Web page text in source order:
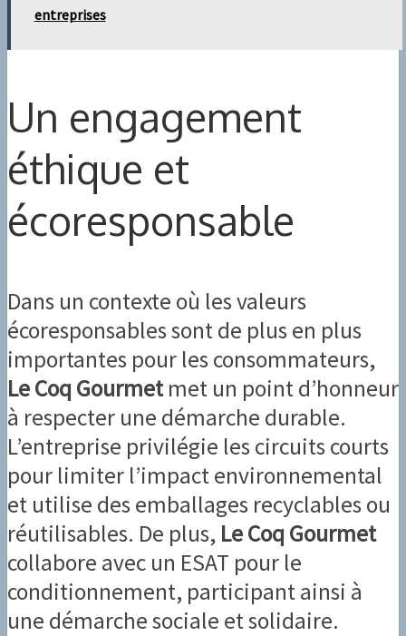
entreprises
Un engagement
éthique et
écoresponsable
Dans un contexte où les valeurs
écoresponsables sont de plus en plus
importantes pour les consommateurs,
Le Coq Gourmetmet un point d’honneur
à respecter une démarche durable.
L’entreprise privilégie les circuits courts
pour limiter l’impact environnemental
et utilise des emballages recyclables ou
réutilisables. De plus, Le Coq Gourmet
collabore avec un ESAT pour le
conditionnement, participant ainsi à
une démarche sociale et solidaire.